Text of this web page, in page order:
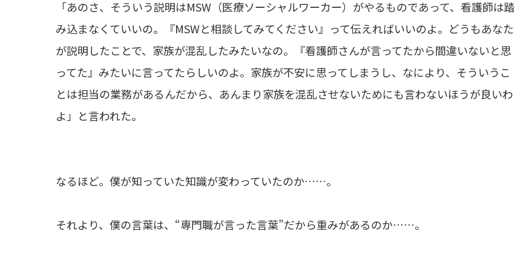
「あのさ、そういう説明はMSW（医療ソーシャルワーカー）がやるものであって、看護師は踏
み込まなくていいの。『MSWと相談してみてください』って伝えればいいのよ。どうもあなた
が説明したことで、家族が混乱したみたいなの。『看護師さんが言ってたから間違いないと思
ってた』みたいに言ってたらしいのよ。家族が不安に思ってしまうし、なにより、そういうこ
とは担当の業務があるんだから、あんまり家族を混乱させないためにも言わないほうが良いわ
よ」と言われた。
なるほど。僕が知っていた知識が変わっていたのか……。
それより、僕の言葉は、“専門職が言った言葉”だから重みがあるのか……。